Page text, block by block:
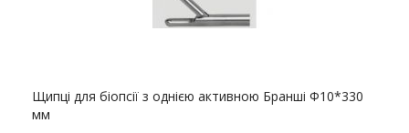
Щипці для біопсії з однією активною Бранші Ф10*330
мм